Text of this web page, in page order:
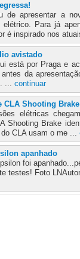
de apresentar a
elétrico. Para já
é inspirado nos
avistado
está por Praga e
da
... continuar
CLA Shooting
elétricas
Shooting Brake
CLA usam o me ...
apanhado
foi
testes! Foto